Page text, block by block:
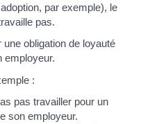
par exemple), le
pas.
obligation de loyauté
employeur.
:
pas travailler pour un
son employeur.